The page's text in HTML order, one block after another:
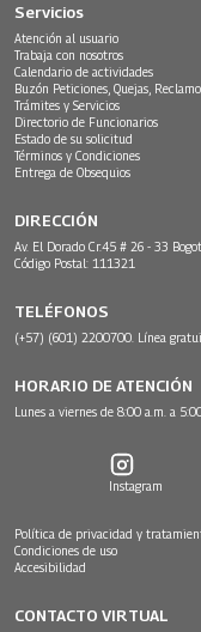
Servicios
Atención al usuario
Trabaja con nosotros
Calendario de actividades
Buzón Peticiones, Quejas,
Trámites y Servicios
Directorio de Funcionarios
Estado de su solicitud
Términos y Condiciones
Entrega de Obsequios
DIRECCIÓN
Av. El Dorado Cr.45 # 26 - 33
Código Postal: 111321
TELÉFONOS
(+57) (601) 2200700. Línea
HORARIO DE ATENCIÓN
Lunes a viernes de 8:00 a.m. a
Instagram
Política de privacidad y
Condiciones de uso
Accesibilidad
CONTACTO VIRTUAL